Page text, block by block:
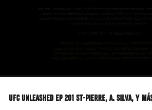
UFC UNLEASHED EP 201 ST-PIERRE, A. SILVA, Y